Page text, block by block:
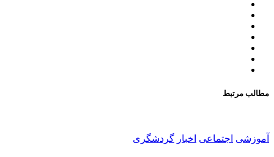
مطالب مرتبط
آموزشی اجتماعی اخبار گردشگری